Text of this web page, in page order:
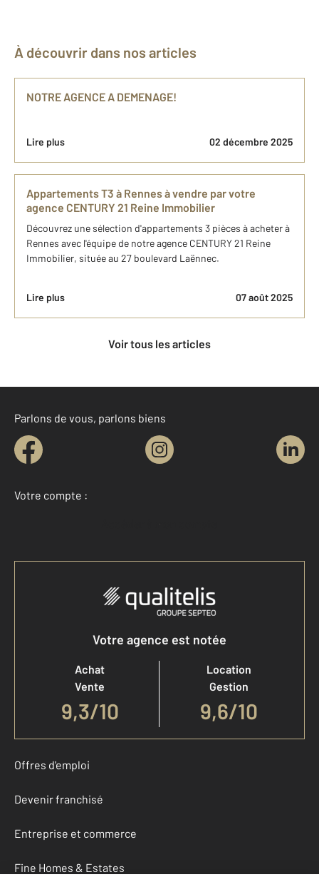
À découvrir dans nos articles
NOTRE AGENCE A DEMENAGE!
Lire plus 02 décembre 2025
Appartements T3 à Rennes à vendre par votre
agence CENTURY 21 Reine Immobilier
Découvrez une sélection d'appartements 3 pièces à acheter à
Rennes avec l'équipe de notre agence CENTURY 21 Reine
Immobilier, située au 27 boulevard Laënnec.
Lire plus 07 août 2025
Voir tous les articles
Parlons de vous, parlons biens
Votre compte :
Accéder à mon compte
Votre agence est notée
Achat
Vente
9,3/10
Location
Gestion
9,6/10
Offres d'emploi
Devenir franchisé
Entreprise et commerce
Fine Homes & Estates